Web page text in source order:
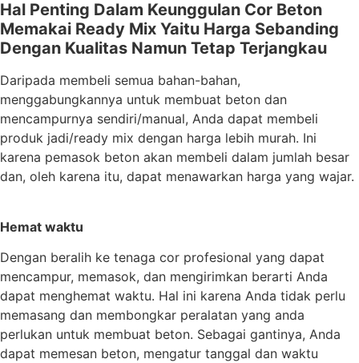
Hal Penting Dalam Keunggulan Cor Beton
Memakai Ready Mix Yaitu Harga Sebanding
Dengan Kualitas Namun Tetap Terjangkau
Daripada membeli semua bahan-bahan,
menggabungkannya untuk membuat beton dan
mencampurnya sendiri/manual, Anda dapat membeli
produk jadi/ready mix dengan harga lebih murah. Ini
karena pemasok beton akan membeli dalam jumlah besar
dan, oleh karena itu, dapat menawarkan harga yang wajar.
Hemat waktu
Dengan beralih ke tenaga cor profesional yang dapat
mencampur, memasok, dan mengirimkan berarti Anda
dapat menghemat waktu. Hal ini karena Anda tidak perlu
memasang dan membongkar peralatan yang anda
perlukan untuk membuat beton. Sebagai gantinya, Anda
dapat memesan beton, mengatur tanggal dan waktu